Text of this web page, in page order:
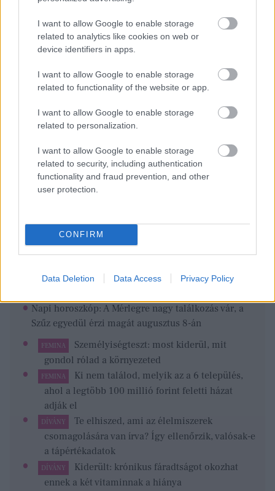
I want to allow Google to enable storage
related to analytics like cookies on web or
device identifiers in apps.
I want to allow Google to enable storage
related to functionality of the website or app.
I want to allow Google to enable storage
related to personalization.
I want to allow Google to enable storage
related to security, including authentication
functionality and fraud prevention, and other
user protection.
CONFIRM
Data Deletion Data Access Privacy Policy
Ezeket olvastad már?
Két dolog Forsthoffer Ágnes öltözködéséből, amit a
divatszerkesztő szerint minden nőnek érdemes
Ő itt Polgár Judit ritkán látott férje, 26 éve vannak
Sorsfordító hónap
lesz az augusztus, végre elengedheted, ami nem
szolgál - GLAMOUR
Napi horoszkóp: A Mérlegre nagy találkozás vár, a
Szűz egyedül érzi magát augusztus 8-án
FEMINA
Személyiségteszt: most kiderül, mit
gondol rólad a környezeted
FEMINA
Ki nem találod, melyik az a 6 település,
ahol a legtöbb 100 millió forint feletti házat
adják el
DÍVÁNY
Te elhiszed, ami az élelmiszerek
csomagolására van írva? Így ellenőrzik, valósak-e
a tápértékadatok
DÍVÁNY
Kiderült: krónikus fáradtságot okozhat
ennek a két vitaminnak a hiánya